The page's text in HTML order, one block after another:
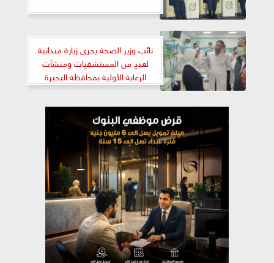
نائب وزير الصحة يجرى زيارة ميدانية
لعددٍ من المستشفيات ومنشآت
الرعاية الأولية بمحافظة البحيرة